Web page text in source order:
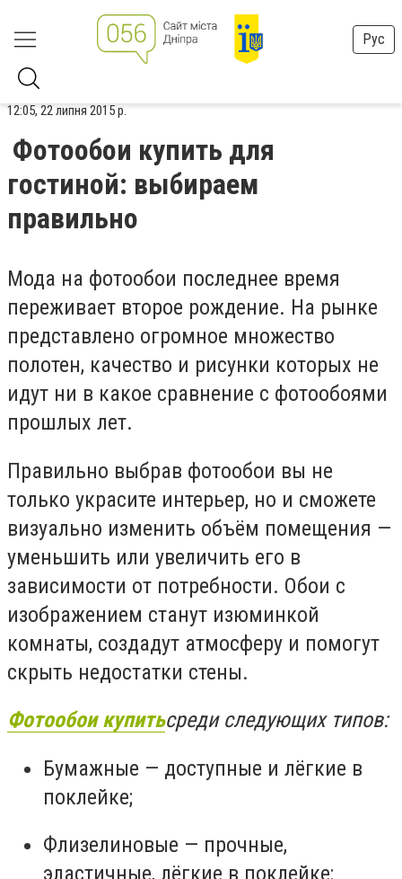
Рус
12:05, 22 липня 2015 р.
Фотообои купить для
гостиной: выбираем
правильно
Мода на фотообои последнее время
переживает второе рождение. На рынке
представлено огромное множество
полотен, качество и рисунки которых не
идут ни в какое сравнение с фотообоями
прошлых лет.
Правильно выбрав фотообои вы не
только украсите интерьер, но и сможете
визуально изменить объём помещения —
уменьшить или увеличить его в
зависимости от потребности. Обои с
изображением станут изюминкой
комнаты, создадут атмосферу и помогут
скрыть недостатки стены.
Фотообои купитьсреди следующих типов:
Бумажные — доступные и лёгкие в
поклейке;
Флизелиновые — прочные,
эластичные, лёгкие в поклейке;